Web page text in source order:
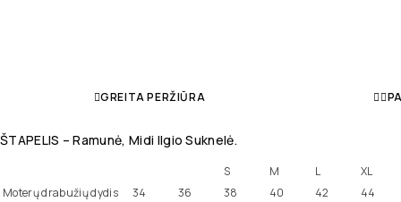
GREITA PERŽIŪRA
ŠTAPELIS – Ramunė, Midi Ilgio Suknelė.
S M L
XL
Moterų drabužių dydis
34 36 38 40 42
44